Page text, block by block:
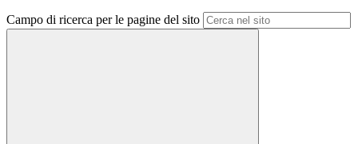
Campo di ricerca per le pagine del sito